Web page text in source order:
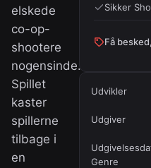
elskede
co-op-
shootere
nogensinde.
Spillet
kaster
spillerne
tilbage i
en
Sikker
Få
Udvikler
Udgiver
Genre